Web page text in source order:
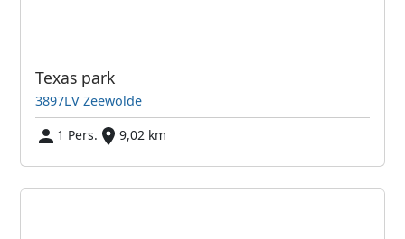
Texas park
3897LV Zeewolde
1 Pers.
9,02 km